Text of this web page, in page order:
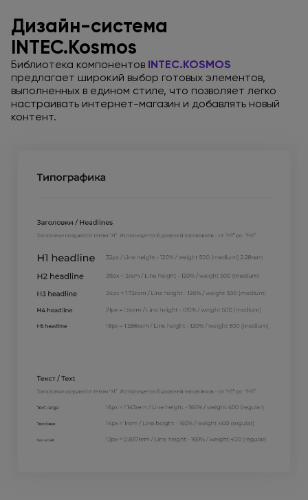
Дизайн-система
INTEC.Kosmos
Библиотека компонентов INTEC.KOSMOS
предлагает широкий выбор готовых элементов,
выполненных в едином стиле, что позволяет легко
настраивать интернет-магазин и добавлять новый
контент.